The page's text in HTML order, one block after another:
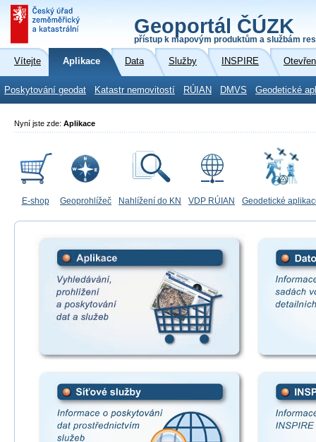
Geoportál ČÚZK
přístup k mapovým produktům a službám
Vítejte Aplikace Data Služby INSPIRE
Poskytování geodat Katastr nemovitostí RÚIAN DMVS Geodetické
Nyní jste zde: Aplikace
E-shop Geoprohlížeč Nahlížení do KN VDP RÚIAN Geodetické